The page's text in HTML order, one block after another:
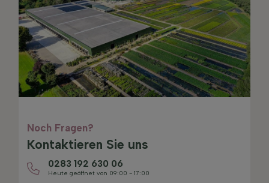
Noch Fragen?
Kontaktieren Sie uns
0283 192 630 06
Heute geöffnet von 09:00 - 17:00